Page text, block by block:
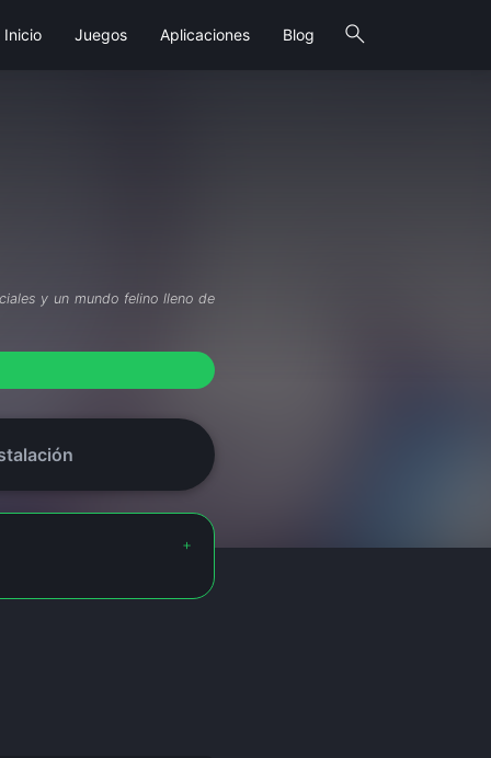
search
Inicio Juegos Aplicaciones Blog
y un mundo felino lleno de